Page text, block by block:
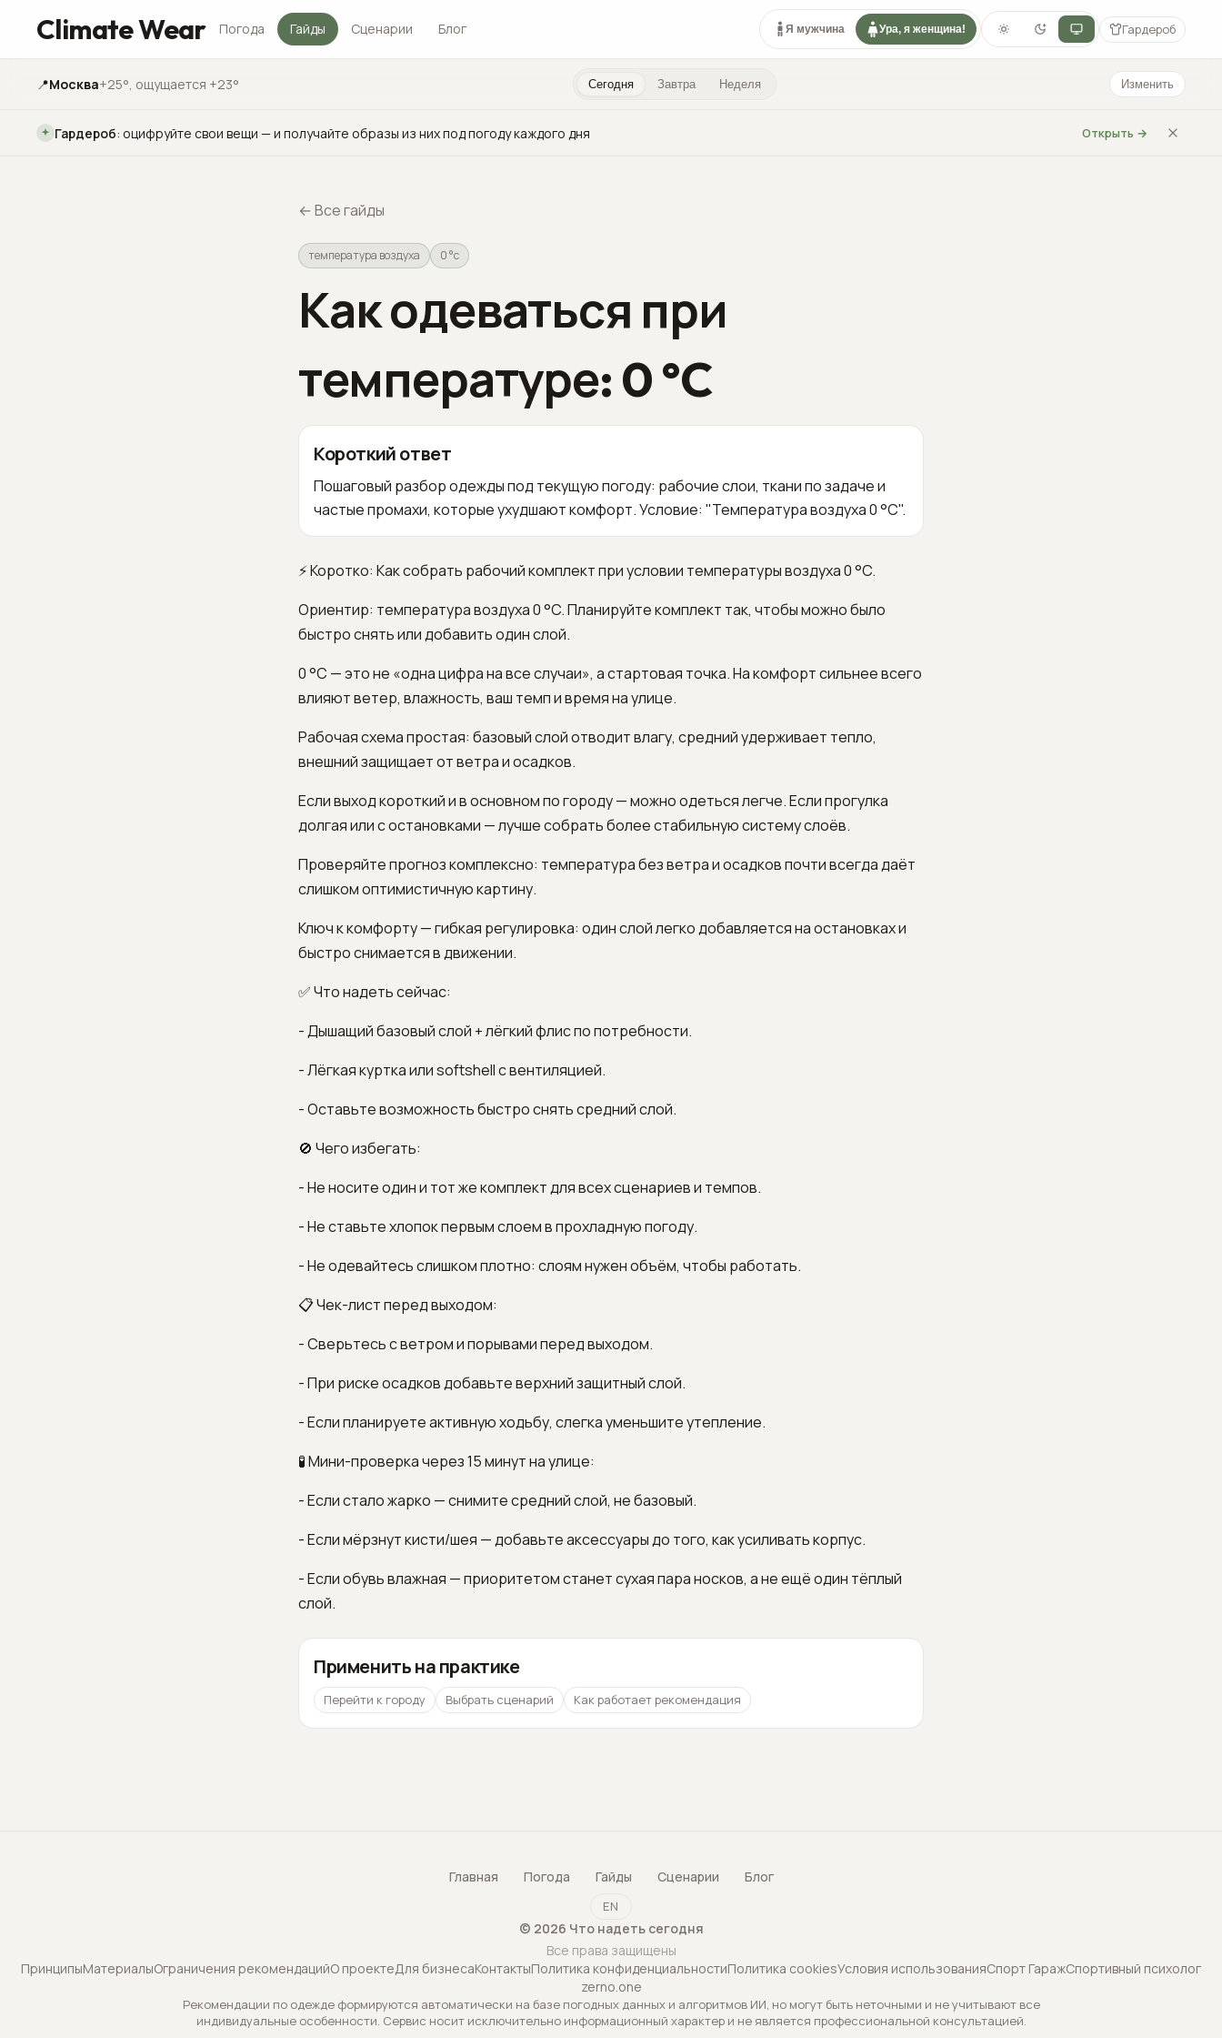
Climate Wear Погода Гайды Сценарии Блог Я мужчина Ура, я женщина! Гардероб
📍Москва+25°, ощущается +23° Сегодня Завтра Неделя Изменить
Гардероб: оцифруйте свои вещи — и получайте образы из них под погоду каждого дня Открыть →
←Все гайды
температура воздуха 0 °c
Как одеваться при
температуре: 0 °C
Короткий ответ
Пошаговый разбор одежды под текущую погоду: рабочие слои, ткани по задаче и
частые промахи, которые ухудшают комфорт. Условие: "Температура воздуха 0 °C".
⚡ Коротко: Как собрать рабочий комплект при условии температуры воздуха 0 °C.
Ориентир: температура воздуха 0 °C. Планируйте комплект так, чтобы можно было
быстро снять или добавить один слой.
0 °C — это не «одна цифра на все случаи», а стартовая точка. На комфорт сильнее всего
влияют ветер, влажность, ваш темп и время на улице.
Рабочая схема простая: базовый слой отводит влагу, средний удерживает тепло,
внешний защищает от ветра и осадков.
Если выход короткий и в основном по городу — можно одеться легче. Если прогулка
долгая или с остановками — лучше собрать более стабильную систему слоёв.
Проверяйте прогноз комплексно: температура без ветра и осадков почти всегда даёт
слишком оптимистичную картину.
Ключ к комфорту — гибкая регулировка: один слой легко добавляется на остановках и
быстро снимается в движении.
✅ Что надеть сейчас:
- Дышащий базовый слой + лёгкий флис по потребности.
- Лёгкая куртка или softshell с вентиляцией.
- Оставьте возможность быстро снять средний слой.
🚫 Чего избегать:
- Не носите один и тот же комплект для всех сценариев и темпов.
- Не ставьте хлопок первым слоем в прохладную погоду.
- Не одевайтесь слишком плотно: слоям нужен объём, чтобы работать.
📋 Чек-лист перед выходом:
- Сверьтесь с ветром и порывами перед выходом.
- При риске осадков добавьте верхний защитный слой.
- Если планируете активную ходьбу, слегка уменьшите утепление.
🧪 Мини-проверка через 15 минут на улице:
- Если стало жарко — снимите средний слой, не базовый.
- Если мёрзнут кисти/шея — добавьте аксессуары до того, как усиливать корпус.
- Если обувь влажная — приоритетом станет сухая пара носков, а не ещё один тёплый
слой.
Применить на практике
Перейти к городу Выбрать сценарий Как работает рекомендация
Главная Погода Гайды Сценарии Блог
EN
© 2026 Что надеть сегодня
Все права защищены
ПринципыМатериалыОграничения рекомендацийО проектеДля бизнесаКонтактыПолитика конфиденциальностиПолитика cookiesУсловия использованияСпорт ГаражСпортивный психолог
zerno.one
Рекомендации по одежде формируются автоматически на базе погодных данных и алгоритмов ИИ, но могут быть неточными и не учитывают все
индивидуальные особенности. Сервис носит исключительно информационный характер и не является профессиональной консультацией.